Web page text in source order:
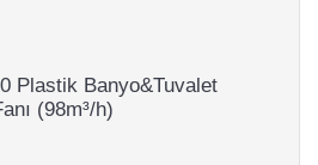
Plastik Banyo&Tuvalet
(98m³/h)